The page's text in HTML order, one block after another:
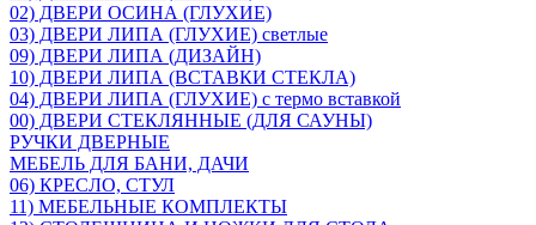
02) ДВЕРИ ОСИНА (ГЛУХИЕ)
03) ДВЕРИ ЛИПА (ГЛУХИЕ) светлые
09) ДВЕРИ ЛИПА (ДИЗАЙН)
10) ДВЕРИ ЛИПА (ВСТАВКИ СТЕКЛА)
04) ДВЕРИ ЛИПА (ГЛУХИЕ) с термо вставкой
00) ДВЕРИ СТЕКЛЯННЫЕ (ДЛЯ САУНЫ)
РУЧКИ ДВЕРНЫЕ
МЕБЕЛЬ ДЛЯ БАНИ, ДАЧИ
06) КРЕСЛО, СТУЛ
11) МЕБЕЛЬНЫЕ КОМПЛЕКТЫ